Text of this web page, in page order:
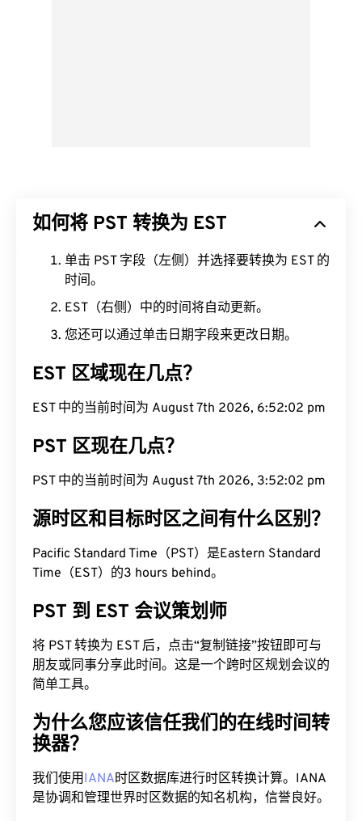
如何将 PST 转换为 EST
单击 PST 字段（左侧）并选择要转换为 EST 的
时间。
EST（右侧）中的时间将自动更新。
您还可以通过单击日期字段来更改日期。
EST 区域现在几点？
EST 中的当前时间为 August 7th 2026, 6:52:03 pm
PST 区现在几点？
PST 中的当前时间为 August 7th 2026, 3:52:03 pm
源时区和目标时区之间有什么区别？
Pacific Standard Time（PST）是Eastern Standard
Time（EST）的3 hours behind。
PST 到 EST 会议策划师
将 PST 转换为 EST 后，点击“复制链接”按钮即可与
朋友或同事分享此时间。这是一个跨时区规划会议的
简单工具。
为什么您应该信任我们的在线时间转
换器？
我们使用IANA时区数据库进行时区转换计算。IANA
是协调和管理世界时区数据的知名机构，信誉良好。